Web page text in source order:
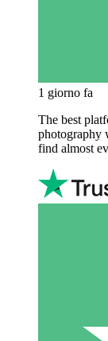
1 giorno fa
The best
photography
find almost